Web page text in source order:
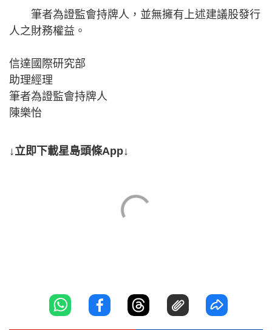
筆者為證監會持牌人，並無擁有上述建議股發行
人之財務權益。
信達國際研究部
助理經理
筆者為證監會持牌人
陳樂怡
↓立即下載星島頭條App↓